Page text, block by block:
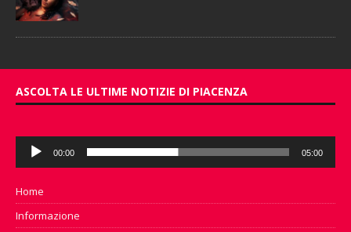
ASCOLTA LE ULTIME NOTIZIE DI PIACENZA
Audio
Player
00:00 05:00
Home
Informazione